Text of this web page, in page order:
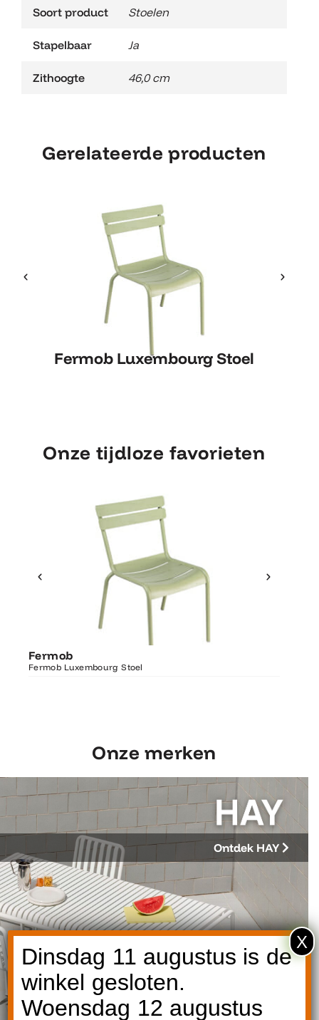
Soort product Stoelen
Stapelbaar Ja
Zithoogte 46,0 cm
Gerelateerde producten
Fermob Luxembourg Stoel
Fermob Luxembourg Stoel
Onze tijdloze favorieten
Fermob
Fermob Luxembourg Stoel
Ontdek Fermob
Luxembourg Stoel
Onze merken
Ontdek HAY
Dinsdag 11 augustus is de
winkel gesloten.
Woensdag 12 augustus
X